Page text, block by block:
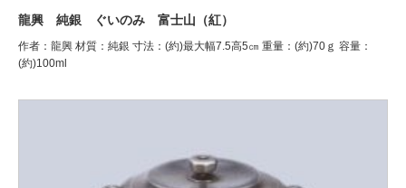
龍興 純銀 ぐいのみ 富士山（紅）
作者：龍興 材質：純銀 寸法：(約)最大幅7.5高5㎝ 重量：(約)70ｇ 容量：
(約)100ml